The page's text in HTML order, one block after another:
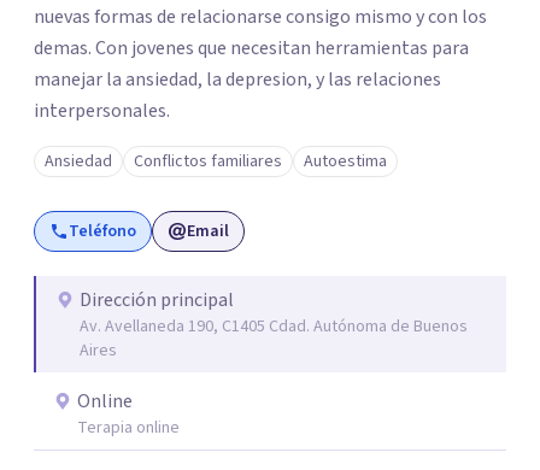
nuevas formas de relacionarse consigo mismo y con los
demas. Con jovenes que necesitan herramientas para
manejar la ansiedad, la depresion, y las relaciones
interpersonales.
Ansiedad Conflictos familiares Autoestima
Teléfono Email
Dirección principal
Av. Avellaneda 190, C1405 Cdad. Autónoma de Buenos
Aires
Online
Terapia online